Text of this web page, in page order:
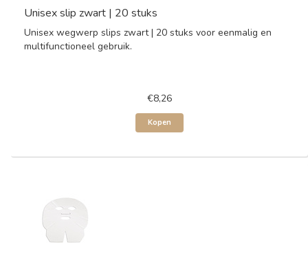
Unisex slip zwart | 20 stuks
Unisex wegwerp slips zwart | 20 stuks voor eenmalig en
multifunctioneel gebruik.
€8,26
Kopen